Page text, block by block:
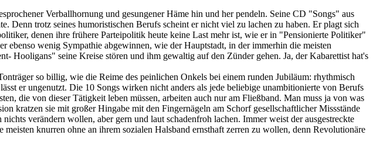
Verballhornung und gesungener Häme hin und her pendeln. Seine CD "Songs" aus
Denn trotz seines humoristischen Berufs scheint er nicht viel zu lachen zu haben. Er plagt sich
denen ihre frühere Parteipolitik heute keine Last mehr ist, wie er in "Pensionierte Politiker"
wenig Sympathie abgewinnen, wie der Hauptstadt, in der immerhin die meisten
seine Kreise stören und ihm gewaltig auf den Zünder gehen. Ja, der Kabarettist hat's
so billig, wie die Reime des peinlichen Onkels bei einem runden Jubiläum: rhythmisch
er ungenutzt. Die 10 Songs wirken nicht anders als jede beliebige unambitionierte von Berufs
die von dieser Tätigkeit leben müssen, arbeiten auch nur am Fließband. Man muss ja von was
kratzen sie mit großer Hingabe mit den Fingernägeln am Schorf gesellschaftlicher Missstände
verändern wollen, aber gern und laut schadenfroh lachen. Immer weist der ausgestreckte
knurren ohne an ihrem sozialen Halsband ernsthaft zerren zu wollen, denn Revolutionäre